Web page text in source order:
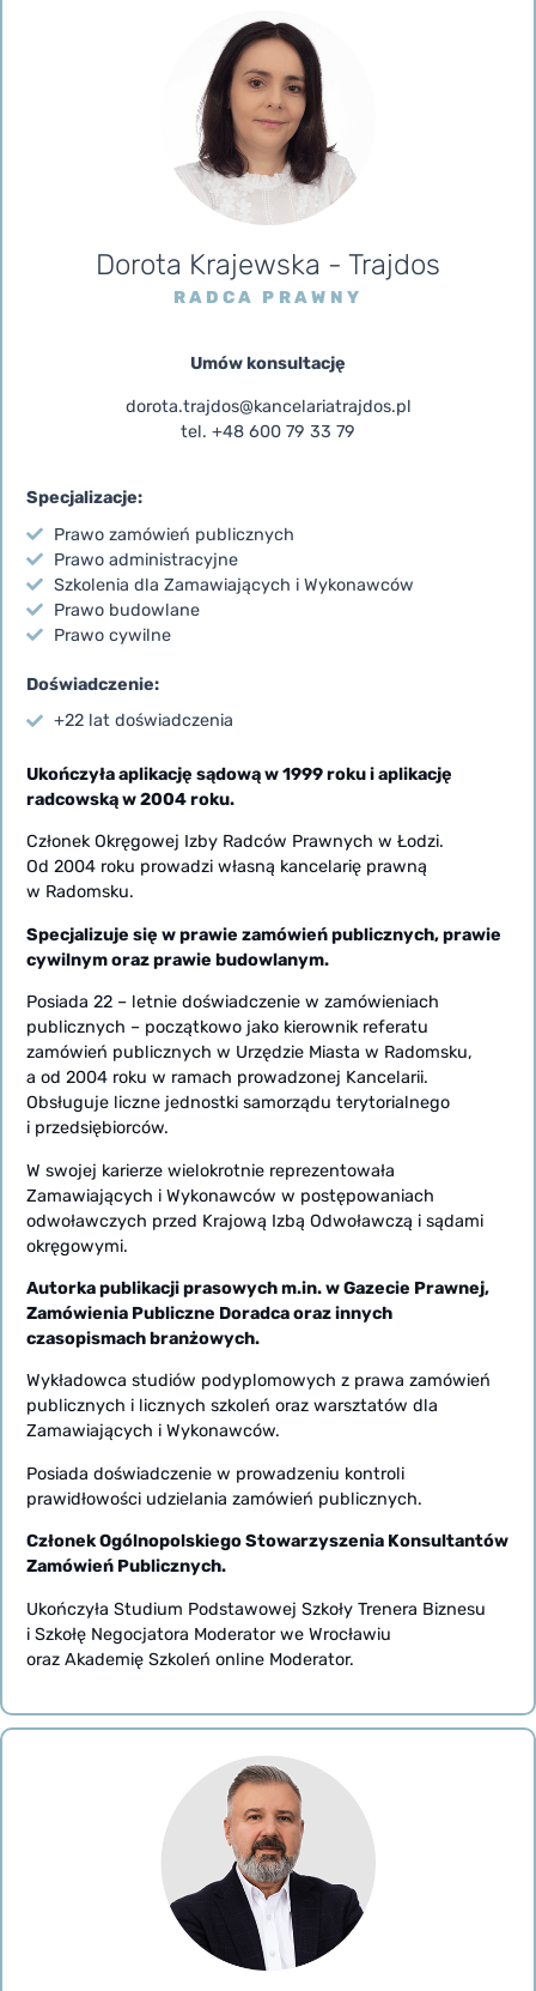
Dorota Krajewska - Trajdos
RADCA PRAWNY
Umów konsultację
dorota.trajdos@kancelariatrajdos.pl
tel. +48 600 79 33 79
Specjalizacje:
Prawo zamówień publicznych
Prawo administracyjne
Szkolenia dla Zamawiających i Wykonawców
Prawo budowlane
Prawo cywilne
Doświadczenie:
+22 lat doświadczenia
Ukończyła aplikację sądową w 1999 roku i aplikację
radcowską w 2004 roku.
Członek Okręgowej Izby Radców Prawnych w Łodzi.
Od 2004 roku prowadzi własną kancelarię prawną
w Radomsku.
Specjalizuje się w prawie zamówień publicznych, prawie
cywilnym oraz prawie budowlanym.
Posiada 22 – letnie doświadczenie w zamówieniach
publicznych – początkowo jako kierownik referatu
zamówień publicznych w Urzędzie Miasta w Radomsku,
a od 2004 roku w ramach prowadzonej Kancelarii.
Obsługuje liczne jednostki samorządu terytorialnego
i przedsiębiorców.
W swojej karierze wielokrotnie reprezentowała
Zamawiających i Wykonawców w postępowaniach
odwoławczych przed Krajową Izbą Odwoławczą i sądami
okręgowymi.
Autorka publikacji prasowych m.in. w Gazecie Prawnej,
Zamówienia Publiczne Doradca oraz innych
czasopismach branżowych.
Wykładowca studiów podyplomowych z prawa zamówień
publicznych i licznych szkoleń oraz warsztatów dla
Zamawiających i Wykonawców.
Posiada doświadczenie w prowadzeniu kontroli
prawidłowości udzielania zamówień publicznych.
Członek Ogólnopolskiego Stowarzyszenia Konsultantów
Zamówień Publicznych.
Ukończyła Studium Podstawowej Szkoły Trenera Biznesu
i Szkołę Negocjatora Moderator we Wrocławiu
oraz Akademię Szkoleń online Moderator.